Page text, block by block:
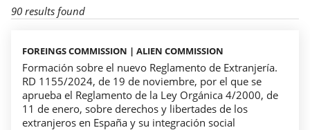
90 results found
FOREINGS COMMISSION | ALIEN COMMISSION
Formación sobre el nuevo Reglamento de Extranjería.
RD 1155/2024, de 19 de noviembre, por el que se
aprueba el Reglamento de la Ley Orgánica 4/2000, de
11 de enero, sobre derechos y libertades de los
extranjeros en España y su integración social